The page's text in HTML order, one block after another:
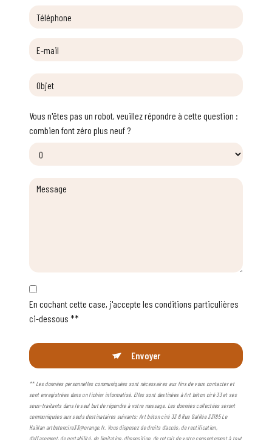
Vous n'êtes pas un robot, veuillez répondre à cette question :
combien font zéro plus neuf ?
En cochant cette case, j'accepte les conditions particulières
ci-dessous **
Envoyer
** Les données personnelles communiquées sont nécessaires aux fins de vous contacter et
sont enregistrées dans un fichier informatisé. Elles sont destinées à Art béton ciré 33 et ses
sous-traitants dans le seul but de répondre à votre message. Les données collectées seront
communiquées aux seuls destinataires suivants: Art béton ciré 33 6 Rue Galilée 33185 Le
Haillan artbetoncire33@orange.fr. Vous disposez de droits d’accès, de rectification,
d’effacement, de portabilité, de limitation, d’opposition, de retrait de votre consentement à tout